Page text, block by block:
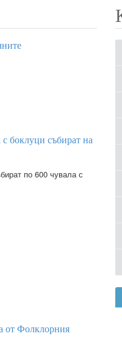
боклуци събират на
по 600 чувала с
от Фолклорния